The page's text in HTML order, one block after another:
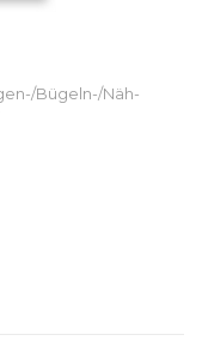
Bügeln-/Näh-